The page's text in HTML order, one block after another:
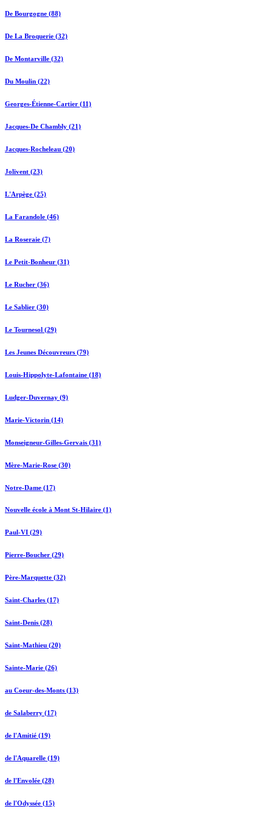
De Bourgogne (88)
De La Broquerie (32)
De Montarville (32)
Du Moulin (22)
Georges-Étienne-Cartier (11)
Jacques-De Chambly (21)
Jacques-Rocheleau (20)
Jolivent (23)
L'Arpège (25)
La Farandole (46)
La Roseraie (7)
Le Petit-Bonheur (31)
Le Rucher (36)
Le Sablier (30)
Le Tournesol (29)
Les Jeunes Découvreurs (79)
Louis-Hippolyte-Lafontaine (18)
Ludger-Duvernay (9)
Marie-Victorin (14)
Monseigneur-Gilles-Gervais (31)
Mère-Marie-Rose (30)
Notre-Dame (17)
Nouvelle école à Mont St-Hilaire (1)
Paul-VI (29)
Pierre-Boucher (29)
Père-Marquette (32)
Saint-Charles (17)
Saint-Denis (28)
Saint-Mathieu (20)
Sainte-Marie (26)
au Coeur-des-Monts (13)
de Salaberry (17)
de l'Amitié (19)
de l'Aquarelle (19)
de l'Envolée (28)
de l'Odyssée (15)